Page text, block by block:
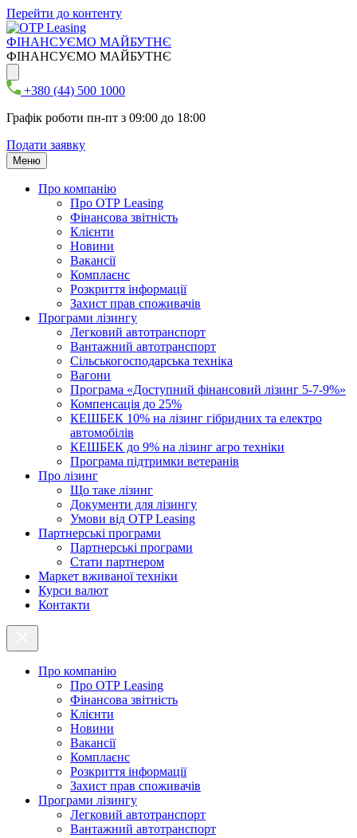
Перейти до контенту
ФІНАНСУЄМО МАЙБУТНЄ
ФІНАНСУЄМО МАЙБУТНЄ
+380 (44) 500 1000
Графік роботи пн-пт з 09:00 до 18:00
Подати заявку
Меню
Про компанію
Про ОТР Leasing
Фінансова звітність
Клієнти
Новини
Вакансії
Комплаєнс
Розкриття інформації
Захист прав споживачів
Програми лізингу
Легковий автотранспорт
Вантажний автотранспорт
Cільськогосподарська техніка
Вагони
Програма «Доступний фінансовий лізинг 5-7-9%»
Компенсація до 25%
КЕШБЕК 10% на лізинг гібридних та електро
автомобілів
КЕШБЕК до 9% на лізинг агро техніки
Програма підтримки ветеранів
Про лізинг
Що таке лізинг
Документи для лізингу
Умови від OTP Leasing
Партнерські програми
Партнерські програми
Стати партнером
Маркет вживаної техніки
Курси валют
Контакти
Про компанію
Про ОТР Leasing
Фінансова звітність
Клієнти
Новини
Вакансії
Комплаєнс
Розкриття інформації
Захист прав споживачів
Програми лізингу
Легковий автотранспорт
Вантажний автотранспорт